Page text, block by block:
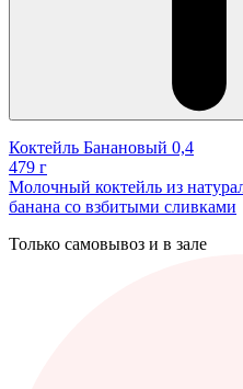
Коктейль Банановый 0,4
479 г
Молочный коктейль из
банана со взбитыми сливками
Только самовывоз и в зале